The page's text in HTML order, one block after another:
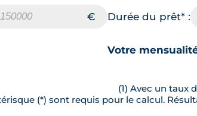
Durée du prêt* :
Votre
(1) Avec un taux
(*) sont requis pour le calcul.